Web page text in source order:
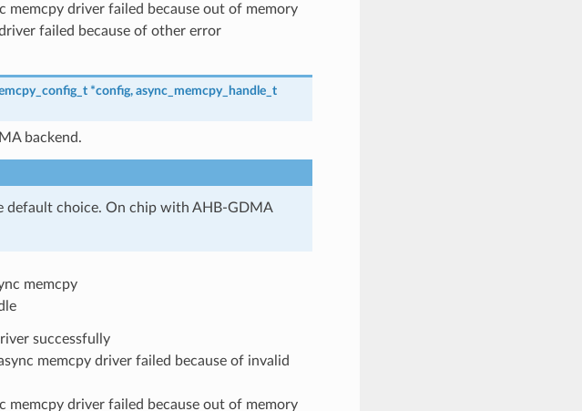
memcpy driver failed because out of memory
failed because of other error
*config, async_memcpy_handle_t
backend.
choice. On chip with AHB-GDMA
memcpy
successfully
memcpy driver failed because of invalid
memcpy driver failed because out of memory